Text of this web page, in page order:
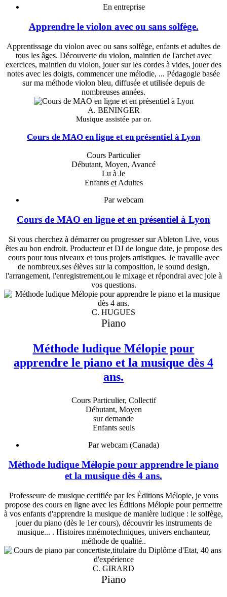
En entreprise
Apprendre le violon avec ou sans solfège.
Apprentissage du violon avec ou sans solfège, enfants et adultes de
tous les âges. Découverte du violon, maintien de l'archet avec
exercices, maintien du violon, jouer sur les cordes à vides, jouer des
notes avec les doigts, commencer une mélodie, ... Pédagogie basée
sur ma méthode violon bleu, diffusée et utilisée depuis de
nombreuses années.
A. BENINGER
Musique assistée par or.
Cours de MAO en ligne et en présentiel à Lyon
Cours Particulier
Débutant, Moyen, Avancé
Lu à Je
Enfants etAdultes
Par webcam
Cours de MAO en ligne et en présentiel à Lyon
Si vous cherchez à démarrer ou progresser sur Ableton Live, vous
êtes au bon endroit. Producteur et DJ de longue date, je propose des
cours pour tous niveaux et tous projets artistiques. Je travaille avec
de nombreux.ses élèves sur la composition, le sound design,
l'arrangement, l'enregistrement,ou le mixage et répondrai avec joie à
vos questions.
C. HUGUES
Piano
Méthode ludique Mélopie pour
apprendre le piano et la musique dès 4
ans.
Cours Particulier, Collectif
Débutant, Moyen
sur demande
Enfants seuls
Par webcam (Canada)
Méthode ludique Mélopie pour apprendre le piano
et la musique dès 4 ans.
Professeure de musique certifiée par les Éditions Mélopie, je vous
propose des cours en ligne avec les Éditions Mélopie pour permettre
à vos enfants d'apprendre la musique de manière ludique : le solfège,
jouer du piano (dès le 1er cours), découvrir les instruments de
musique... . Histoires mnémotechniques, univers enchanteur,
méthode de qualité..
C. GIRARD
Piano